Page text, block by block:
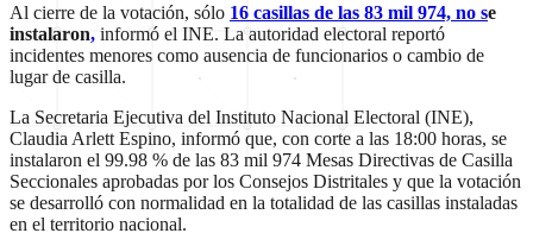
Al cierre de la votación, sólo 16 casillas de las 83 mil 974, no se
instalaron, informó el INE. La autoridad electoral reportó
incidentes menores como ausencia de funcionarios o cambio de
lugar de casilla.
La Secretaria Ejecutiva del Instituto Nacional Electoral (INE),
Claudia Arlett Espino, informó que, con corte a las 18:00 horas, se
instalaron el 99.98 % de las 83 mil 974 Mesas Directivas de Casilla
Seccionales aprobadas por los Consejos Distritales y que la votación
se desarrolló con normalidad en la totalidad de las casillas instaladas
en el territorio nacional.